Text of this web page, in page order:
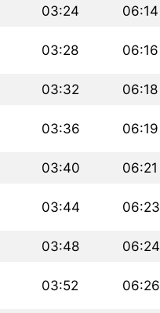
03:24 06:14
03:28 06:16
03:32 06:18
03:36 06:19
03:40 06:21
03:44 06:23
03:48 06:24
03:52 06:26